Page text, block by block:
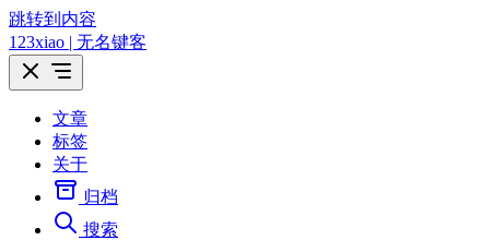
跳转到内容
123xiao | 无名键客
文章
标签
关于
归档
搜索